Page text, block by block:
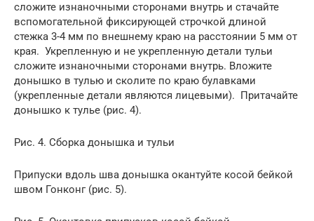
сложите изнаночными сторонами внутрь и стачайте
вспомогательной фиксирующей строчкой длиной
стежка 3-4 мм по внешнему краю на расстоянии 5 мм от
края. Укрепленную и не укрепленную детали тульи
сложите изнаночными сторонами внутрь. Вложите
донышко в тулью и сколите по краю булавками
(укрепленные детали являются лицевыми). Притачайте
донышко к тулье (рис. 4).
Рис. 4. Сборка донышка и тульи
Припуски вдоль шва донышка окантуйте косой бейкой
швом Гонконг (рис. 5).